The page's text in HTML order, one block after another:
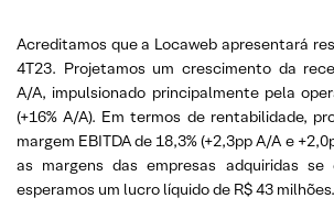
Acreditamos que a Locaweb apresentará
4T23. Projetamos um crescimento da
A/A, impulsionado principalmente pela
(+16% A/A). Em termos de rentabilidade,
margem EBITDA de 18,3% (+2,3pp A/A e
as margens das empresas adquiridas se
esperamos um lucro líquido de R$ 43 milhões.